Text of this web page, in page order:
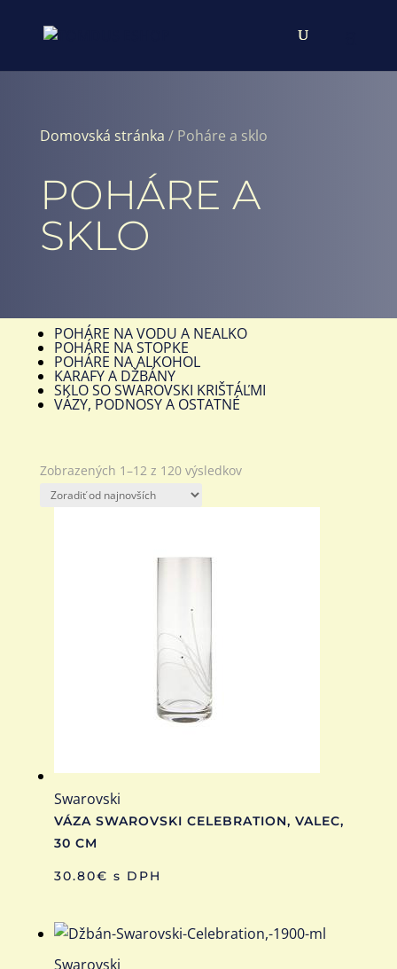
Domovská stránka / Poháre a sklo
POHÁRE A
SKLO
POHÁRE NA VODU A NEALKO
POHÁRE NA STOPKE
POHÁRE NA ALKOHOL
KARAFY A DŽBÁNY
SKLO SO SWAROVSKI KRIŠTÁĽMI
VÁZY, PODNOSY A OSTATNÉ
Zobrazených 1–12 z 120 výsledkovZoradené
Swarovski
VÁZA SWAROVSKI CELEBRATION, VALEC,
30 CM
30.80€ s DPH
Swarovski